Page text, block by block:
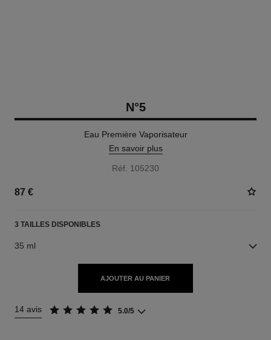
N°5
Eau Première Vaporisateur
En savoir plus
Réf. 105230
87 €
3 TAILLES DISPONIBLES
35 ml
AJOUTER AU PANIER
14 avis 5.0/5